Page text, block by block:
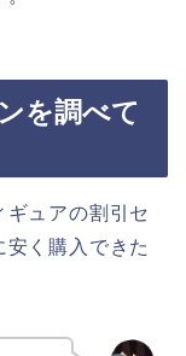
を調べて
ギュアの割引セ
く購入できた